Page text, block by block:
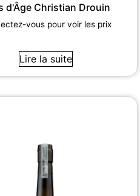
d'Âge Christian Drouin
vous pour voir les prix
Lire la suite